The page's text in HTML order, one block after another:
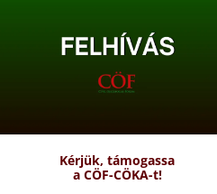
Kérjük, támogassa
a CÖF-CÖKA-t!